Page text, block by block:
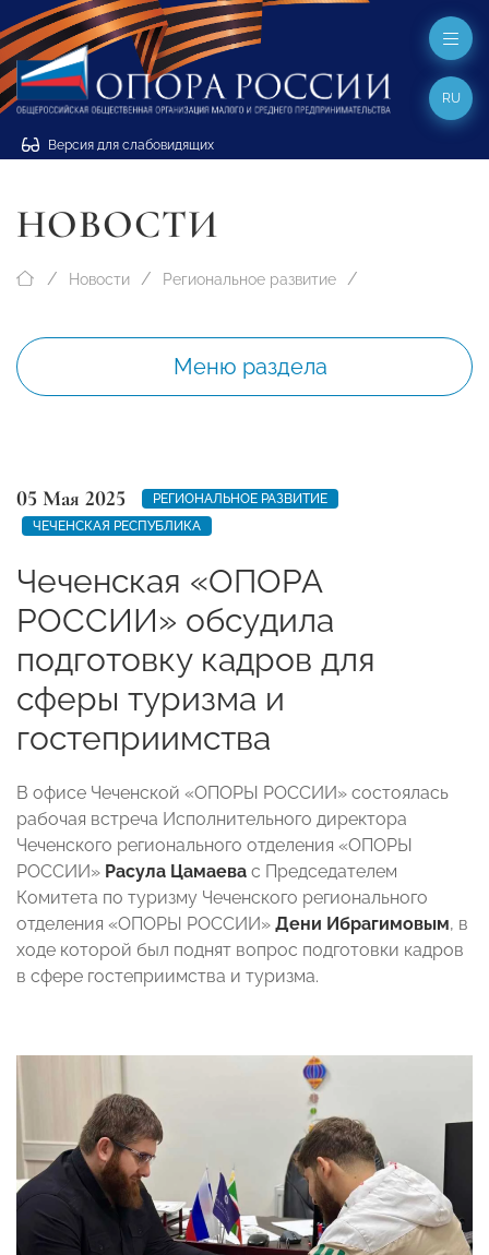
Версия для слабовидящих
RU
НОВОСТИ
Новости Региональное развитие
Меню раздела
05 Мая 2025
РЕГИОНАЛЬНОЕ РАЗВИТИЕ
ЧЕЧЕНСКАЯ РЕСПУБЛИКА
Чеченская «ОПОРА
РОССИИ» обсудила
подготовку кадров для
сферы туризма и
гостеприимства
В офисе Чеченской «ОПОРЫ РОССИИ» состоялась
рабочая встреча Исполнительного директора
Чеченского регионального отделения «ОПОРЫ
РОССИИ» Расула Цамаева с Председателем
Комитета по туризму Чеченского регионального
отделения «ОПОРЫ РОССИИ» Дени Ибрагимовым, в
ходе которой был поднят вопрос подготовки кадров
в сфере гостеприимства и туризма.